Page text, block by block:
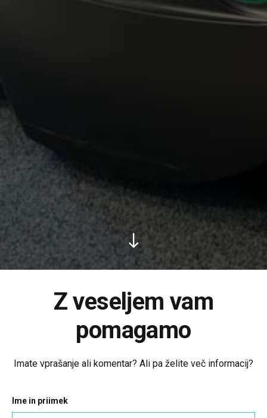
Z veseljem vam
pomagamo
Imate vprašanje ali komentar? Ali pa želite več informacij?
Ime in priimek